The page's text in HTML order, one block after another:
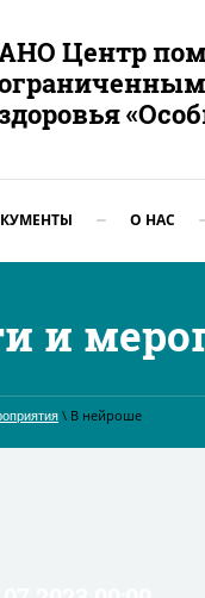
Центр
О НАС
и
\ В нейроше